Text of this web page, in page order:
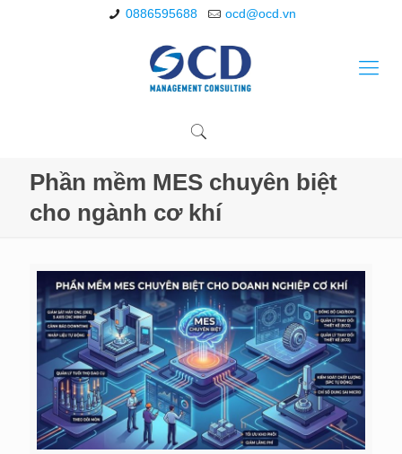
0886595688 ocd@ocd.vn
Phần mềm MES chuyên biệt
cho ngành cơ khí